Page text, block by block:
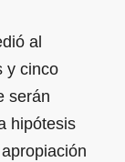
al
y cinco
serán
hipótesis